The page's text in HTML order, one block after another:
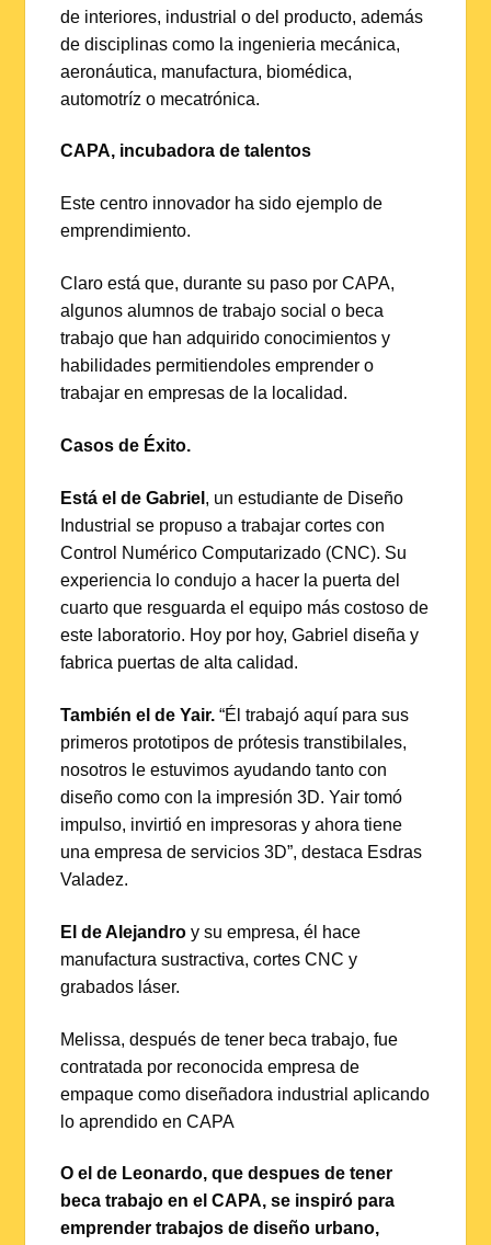
de interiores, industrial o del producto, además
de disciplinas como la ingenieria mecánica,
aeronáutica, manufactura, biomédica,
automotríz o mecatrónica.
CAPA, incubadora de talentos
Este centro innovador ha sido ejemplo de
emprendimiento.
Claro está que, durante su paso por CAPA,
algunos alumnos de trabajo social o beca
trabajo que han adquirido conocimientos y
habilidades permitiendoles emprender o
trabajar en empresas de la localidad.
Casos de Éxito.
Está el de Gabriel , un estudiante de Diseño
Industrial se propuso a trabajar cortes con
Control Numérico Computarizado (CNC). Su
experiencia lo condujo a hacer la puerta del
cuarto que resguarda el equipo más costoso de
este laboratorio. Hoy por hoy, Gabriel diseña y
fabrica puertas de alta calidad.
También el de Yair. “Él trabajó aquí para sus
primeros prototipos de prótesis transtibilales,
nosotros le estuvimos ayudando tanto con
diseño como con la impresión 3D. Yair tomó
impulso, invirtió en impresoras y ahora tiene
una empresa de servicios 3D”, destaca Esdras
Valadez.
El de Alejandroy su empresa, él hace
manufactura sustractiva, cortes CNC y
grabados láser.
Melissa, después de tener beca trabajo, fue
contratada por reconocida empresa de
empaque como diseñadora industrial aplicando
lo aprendido en CAPA
O el de Leonardo, que despues de tener
beca trabajo en el CAPA, se inspiró para
emprender trabajos de diseño urbano,